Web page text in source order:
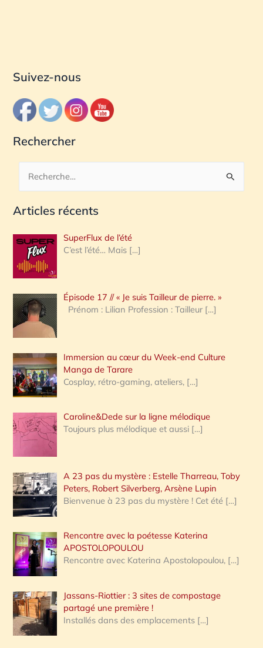
Suivez-nous
Rechercher
c
e
r
c
h
e
:
Articles récents
SuperFlux de l’été
C’est l’été… Mais […]
Épisode 17 // « Je suis Tailleur de pierre. »
Prénom : Lilian Profession : Tailleur […]
Immersion au cœur du Week-end Culture
Manga de Tarare
Cosplay, rétro-gaming, ateliers, […]
Caroline&Dede sur la ligne mélodique
Toujours plus mélodique et aussi […]
A 23 pas du mystère : Estelle Tharreau, Toby
Peters, Robert Silverberg, Arsène Lupin
Bienvenue à 23 pas du mystère ! Cet été […]
Rencontre avec la poétesse Katerina
APOSTOLOPOULOU
Rencontre avec Katerina Apostolopoulou, […]
Jassans-Riottier : 3 sites de compostage
partagé une première !
Installés dans des emplacements […]